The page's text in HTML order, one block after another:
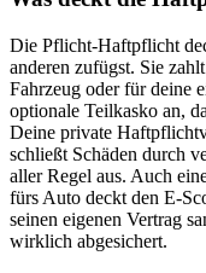
Die Pflicht-Haftpflicht
anderen zufügst. Sie
Fahrzeug oder für deine
optionale Teilkasko an,
Deine private
schließt Schäden durch
aller Regel aus. Auch
fürs Auto deckt den E-
seinen eigenen Vertrag
wirklich abgesichert.